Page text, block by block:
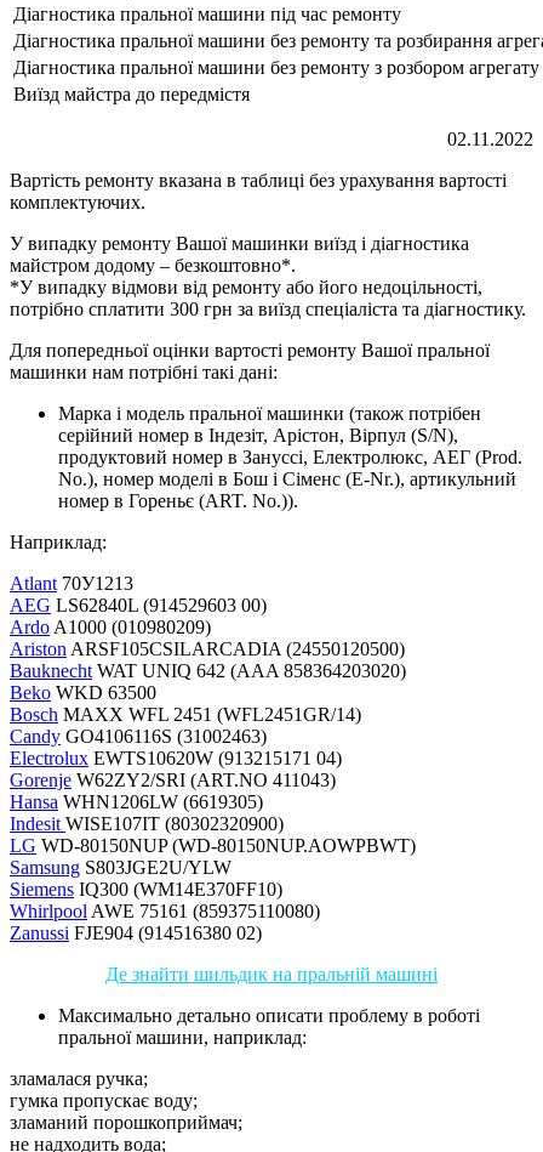
Діагностика пральної машини під час ремонту
Діагностика пральної машини без ремонту та розбирання
Діагностика пральної машини без ремонту з розбором агрегату
Виїзд майстра до передмістя
02.11.2022
Вартість ремонту вказана в таблиці без урахування вартості
комплектуючих.
У випадку ремонту Вашої машинки виїзд і діагностика
майстром додому – безкоштовно*.
*У випадку відмови від ремонту або його недоцільності,
потрібно сплатити 300 грн за виїзд спеціаліста та діагностику.
Для попередньої оцінки вартості ремонту Вашої пральної
машинки нам потрібні такі дані:
Марка і модель пральної машинки (також потрібен
серійний номер в Індезіт, Арістон, Вірпул (S/N),
продуктовий номер в Зануссі, Електролюкс, АЕГ (Prod.
No.), номер моделі в Бош і Сіменс (E-Nr.), артикульний
номер в Гореньє (ART. No.)).
Наприклад:
Atlant 70У1213
AEG LS62840L (914529603 00)
Ardo A1000 (010980209)
Ariston ARSF105CSILARCADIA (24550120500)
Bauknecht WAT UNIQ 642 (AAA 858364203020)
Beko WKD 63500
Bosch MAXX WFL 2451 (WFL2451GR/14)
Candy GO4106116S (31002463)
Electrolux EWTS10620W (913215171 04)
Gorenje W62ZY2/SRI (ART.NO 411043)
Hansa WHN1206LW (6619305)
Indesit WISE107IT (80302320900)
LG WD-80150NUP (WD-80150NUP.AOWPBWT)
Samsung S803JGE2U/YLW
Siemens IQ300 (WM14E370FF10)
Whirlpool AWE 75161 (859375110080)
Zanussi FJE904 (914516380 02)
Де знайти шильдик на пральній машині
Максимально детально описати проблему в роботі
пральної машини, наприклад:
зламалася ручка;
гумка пропускає воду;
зламаний порошкоприймач;
не надходить вода;